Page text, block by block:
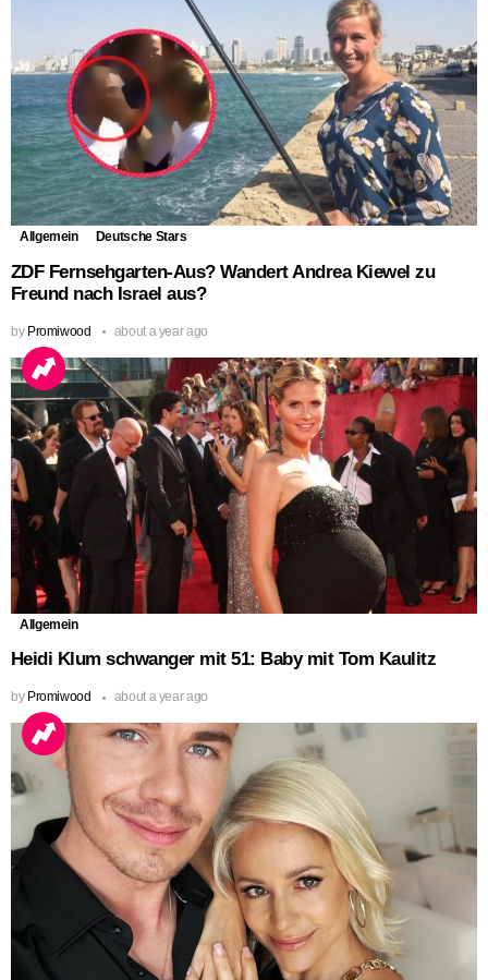
Allgemein Deutsche Stars
ZDF Fernsehgarten-Aus? Wandert Andrea Kiewel zu
Freund nach Israel aus?
by Promiwood about a year ago
Allgemein
Heidi Klum schwanger mit 51: Baby mit Tom Kaulitz
by Promiwood about a year ago